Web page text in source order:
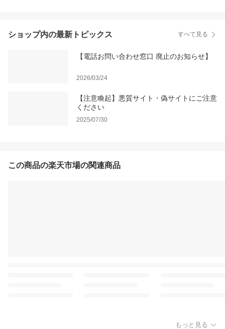
ショップ内の最新トピックス すべて見る
【電話お問い合わせ窓口 廃止のお知らせ】
2026/03/24
【注意喚起】悪質サイト・偽サイトにご注意
ください
2025/07/30
この商品の楽天市場の関連商品
もっと見る